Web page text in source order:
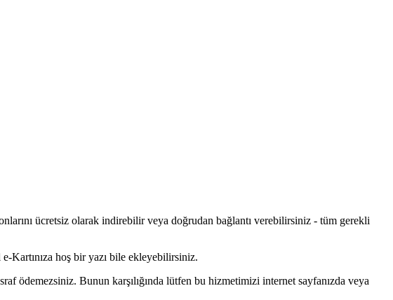
ücretsiz olarak indirebilir veya doğrudan bağlantı verebilirsiniz - tüm gerekli
Kartınıza hoş bir yazı bile ekleyebilirsiniz.
ödemezsiniz. Bunun karşılığında lütfen bu hizmetimizi internet sayfanızda veya